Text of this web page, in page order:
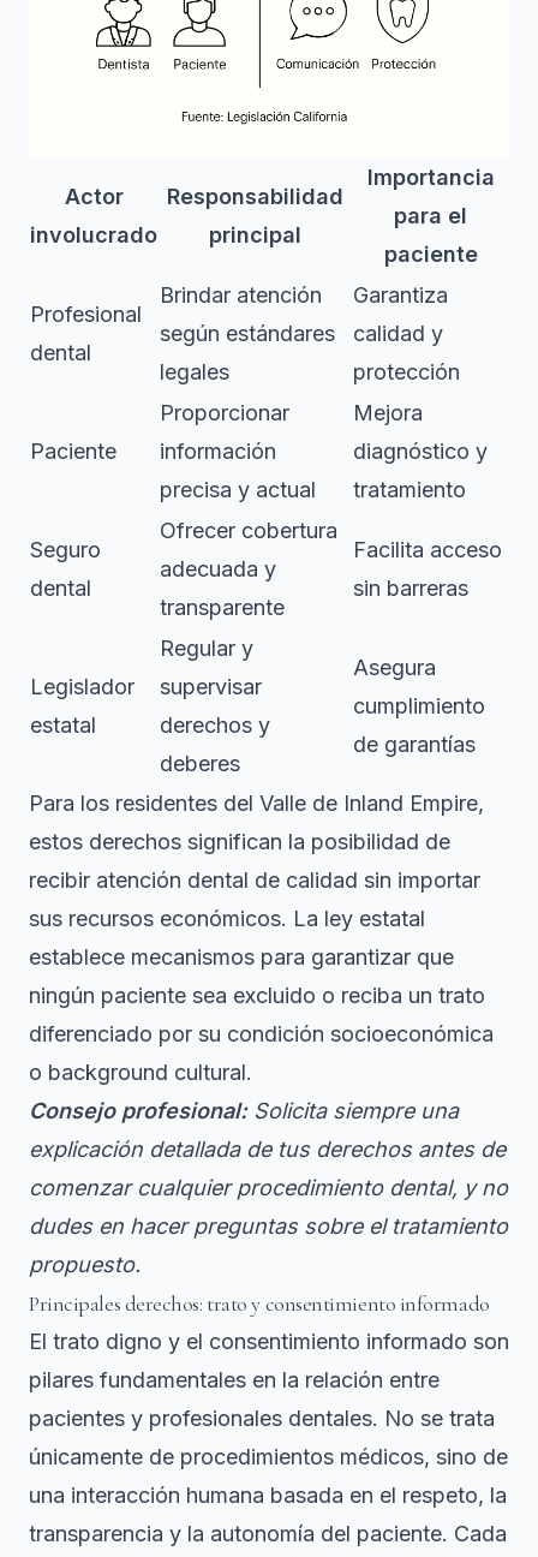
Actor
involucrado
Responsabilidad
principal
Importancia
para el
paciente
Profesional
dental
Brindar atención
según estándares
legales
Garantiza
calidad y
protección
Paciente
Proporcionar
información
precisa y actual
Mejora
diagnóstico y
tratamiento
Seguro
dental
Ofrecer cobertura
adecuada y
transparente
Facilita acceso
sin barreras
Legislador
estatal
Regular y
supervisar
derechos y
deberes
Asegura
cumplimiento
de garantías
Para los residentes del Valle de Inland Empire,
estos derechos significan la posibilidad de
recibir atención dental de calidad sin importar
sus recursos económicos. La ley estatal
establece mecanismos para garantizar que
ningún paciente sea excluido o reciba un trato
diferenciado por su condición socioeconómica
o background cultural.
Consejo profesional: Solicita siempre una
explicación detallada de tus derechos antes de
comenzar cualquier procedimiento dental, y no
dudes en hacer preguntas sobre el tratamiento
propuesto.
Principales derechos: trato y consentimiento informado
El trato digno y el consentimiento informado son
pilares fundamentales en la relación entre
pacientes y profesionales dentales. No se trata
únicamente de procedimientos médicos, sino de
una interacción humana basada en el respeto, la
transparencia y la autonomía del paciente. Cada